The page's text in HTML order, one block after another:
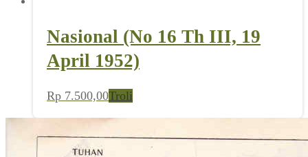
Nasional (No 16 Th III, 19
April 1952)
Rp 7.500,00Troli